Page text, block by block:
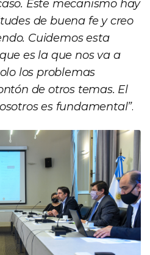
Este mecanismo hay
de buena fe y creo
Cuidemos esta
es la que nos va a
los problemas
de otros temas. El
es fundamental”.